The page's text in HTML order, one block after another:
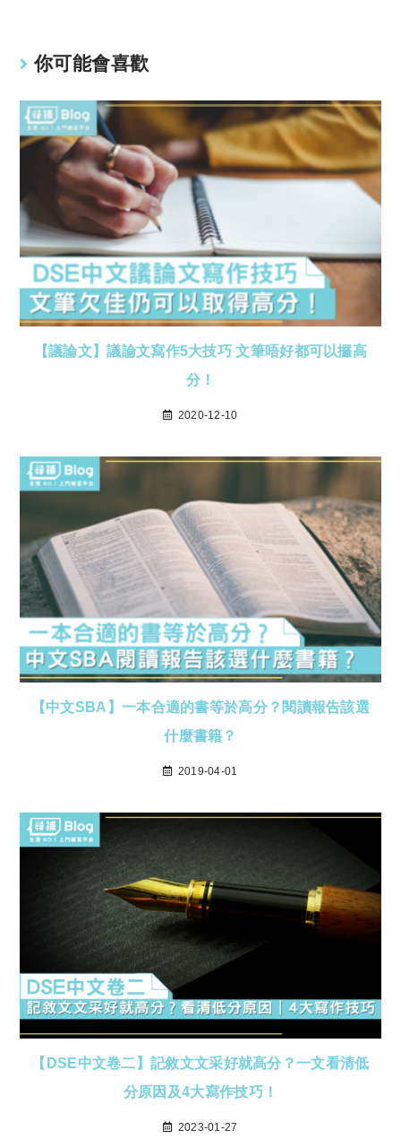
你可能會喜歡
【議論文】議論文寫作5大技巧 文筆唔好都可以攞高
分！
2020-12-10
【中文SBA】一本合適的書等於高分？閱讀報告該選
什麼書籍？
2019-04-01
【DSE中文卷二】記敘文文采好就高分？一文看清低
分原因及4大寫作技巧！
2023-01-27